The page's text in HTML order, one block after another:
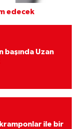
edecek
başında Uzan
kramponlar ile bir